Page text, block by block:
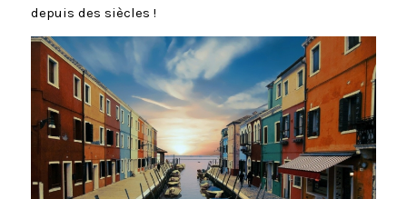
depuis des siècles !